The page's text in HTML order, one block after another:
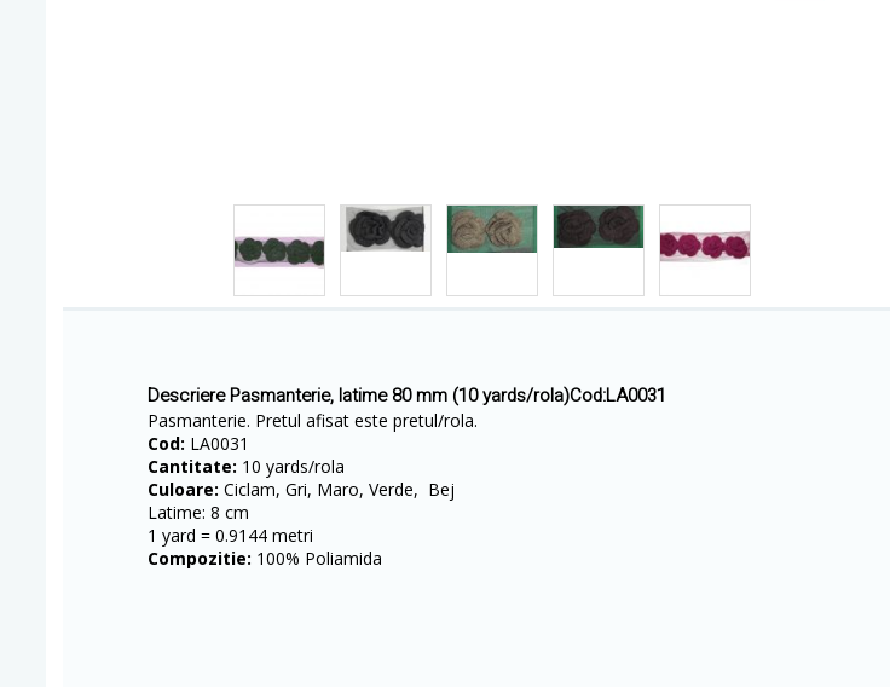
Descriere Pasmanterie, latime 80 mm (10 yards/rola)Cod:LA0031
Pasmanterie. Pretul afisat este pretul/rola.
Cod: LA0031
Cantitate: 10 yards/rola
Culoare: Ciclam, Gri, Maro, Verde, Bej
Latime: 8 cm
1 yard = 0.9144 metri
Compozitie: 100% Poliamida